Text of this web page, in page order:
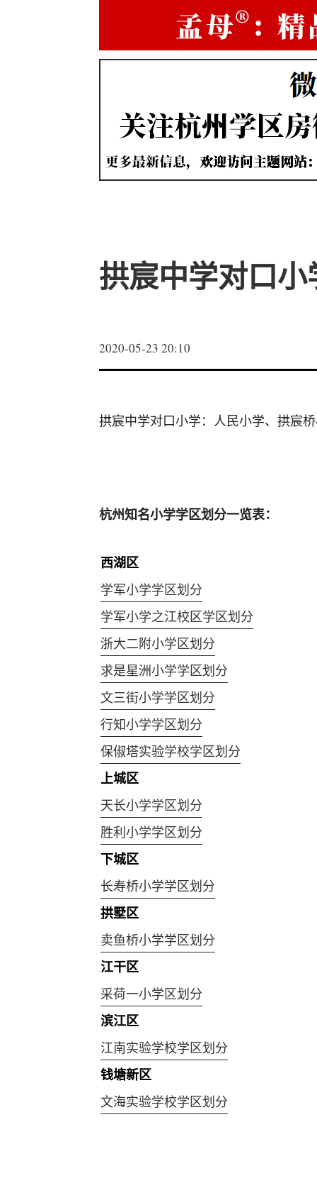
拱宸中学对口小
2020-05-23 20:10
拱宸中学对口小学：人民小学、拱宸
杭州知名小学学区划分一览表：
西湖区
学军小学学区划分
学军小学之江校区学区划分
浙大二附小学区划分
求是星洲小学学区划分
文三街小学学区划分
行知小学学区划分
保俶塔实验学校学区划分
上城区
天长小学学区划分
胜利小学学区划分
下城区
长寿桥小学学区划分
拱墅区
卖鱼桥小学学区划分
江干区
采荷一小学区划分
滨江区
江南实验学校学区划分
钱塘新区
文海实验学校学区划分